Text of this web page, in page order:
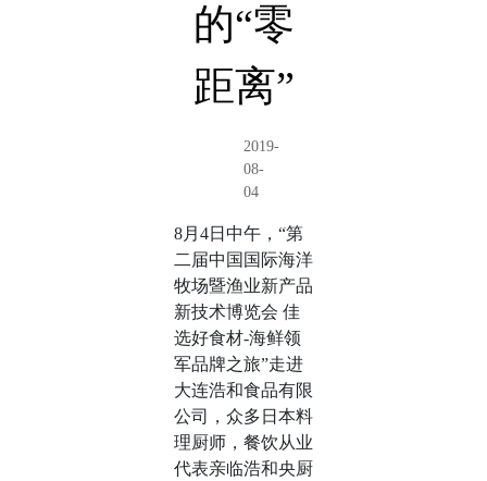
的“零
距离”
2019-
08-
04
8月4日中午，“第
二届中国国际海洋
牧场暨渔业新产品
新技术博览会 佳
选好食材-海鲜领
军品牌之旅”走进
大连浩和食品有限
公司，众多日本料
理厨师，餐饮从业
代表亲临浩和央厨